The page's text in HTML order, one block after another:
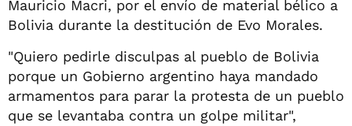
Mauricio Macri, por el envío de material bélico a
Bolivia durante la destitución de Evo Morales.
"Quiero pedirle disculpas al pueblo de Bolivia
porque un Gobierno argentino haya mandado
armamentos para parar la protesta de un pueblo
que se levantaba contra un golpe militar",